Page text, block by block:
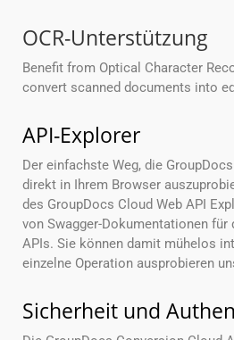
OCR-Unterstützung
Benefit from Optical Character
convert scanned documents into
API-Explorer
Der einfachste Weg, die
direkt in Ihrem Browser
des GroupDocs Cloud Web API
von Swagger-Dokumentationen für
APIs. Sie können damit mühelos
einzelne Operation ausprobieren
Sicherheit und